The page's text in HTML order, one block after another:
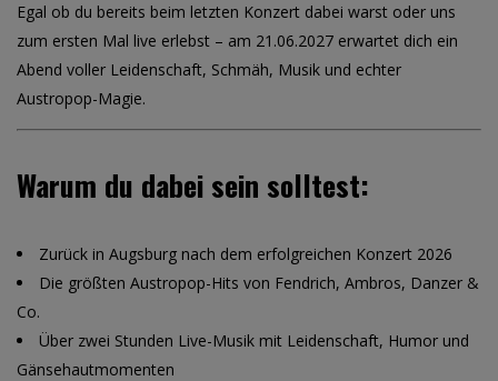
Egal ob du bereits beim letzten Konzert dabei warst oder uns
zum ersten Mal live erlebst – am 21.06.2027 erwartet dich ein
Abend voller Leidenschaft, Schmäh, Musik und echter
Austropop-Magie.
Warum du dabei sein solltest:
Zurück in Augsburg nach dem erfolgreichen Konzert 2026
Die größten Austropop-Hits von Fendrich, Ambros, Danzer &
Co.
Über zwei Stunden Live-Musik mit Leidenschaft, Humor und
Gänsehautmomenten